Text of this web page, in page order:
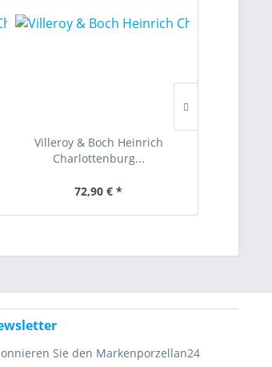
Villeroy & Boch Heinrich
Charlottenburg...
72,90 € *
Sie den Markenporzellan24